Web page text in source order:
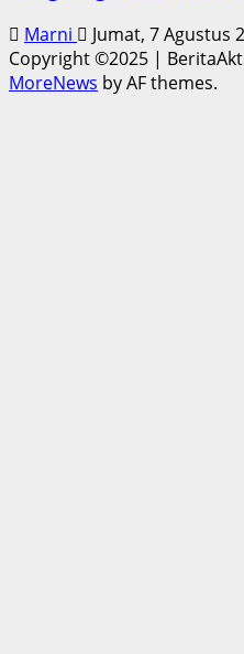
Marni
Jumat, 7 Agustus
Copyright ©2025 |
MoreNews by AF themes.